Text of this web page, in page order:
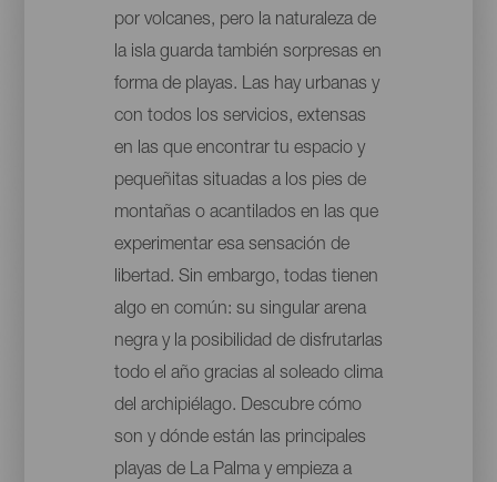
por volcanes, pero la naturaleza de
la isla guarda también sorpresas en
forma de playas. Las hay urbanas y
con todos los servicios, extensas
en las que encontrar tu espacio y
pequeñitas situadas a los pies de
montañas o acantilados en las que
experimentar esa sensación de
libertad. Sin embargo, todas tienen
algo en común: su singular arena
negra y la posibilidad de disfrutarlas
todo el año gracias al soleado clima
del archipiélago. Descubre cómo
son y dónde están las principales
playas de La Palma y empieza a